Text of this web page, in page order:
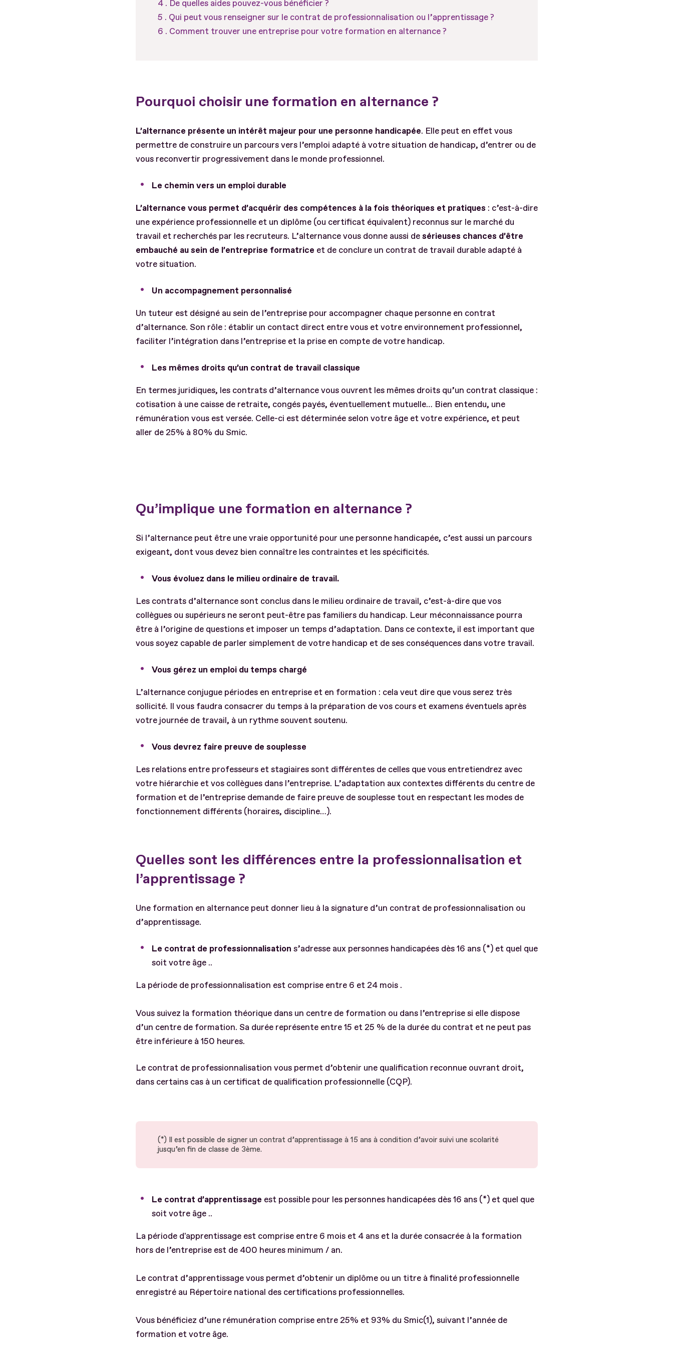
De quelles aides pouvez-vous bénéficier ?
Qui peut vous renseigner sur le contrat de professionnalisation ou l’apprentissage ?
Comment trouver une entreprise pour votre formation en alternance ?
Pourquoi choisir une formation en alternance ?
L’alternance présente un intérêt majeur pour une personne handicapée. Elle peut en effet vous
permettre de construire un parcours vers l’emploi adapté à votre situation de handicap, d’entrer ou de
vous reconvertir progressivement dans le monde professionnel.
Le chemin vers un emploi durable
L’alternance vous permet d’acquérir des compétences à la fois théoriques et pratiques : c’est-à-dire
une expérience professionnelle et un diplôme (ou certificat équivalent) reconnus sur le marché du
travail et recherchés par les recruteurs. L’alternance vous donne aussi desérieuses chances d’être
embauché au sein de l’entreprise formatrice et de conclure un contrat de travail durable adapté à
votre situation.
Un accompagnement personnalisé
Un tuteur est désigné au sein de l’entreprise pour accompagner chaque personne en contrat
d’alternance. Son rôle : établir un contact direct entre vous et votre environnement professionnel,
faciliter l’intégration dans l’entreprise et la prise en compte de votre handicap.
Les mêmes droits qu’un contrat de travail classique
En termes juridiques, les contrats d’alternance vous ouvrent les mêmes droits qu’un contrat classique :
cotisation à une caisse de retraite, congés payés, éventuellement mutuelle… Bien entendu, une
rémunération vous est versée. Celle-ci est déterminée selon votre âge et votre expérience, et peut
aller de 25% à 80% du Smic.
Qu’implique une formation en alternance ?
Si l’alternance peut être une vraie opportunité pour une personne handicapée, c’est aussi un parcours
exigeant, dont vous devez bien connaître les contraintes et les spécificités.
Vous évoluez dans le milieu ordinaire de travail.
Les contrats d’alternance sont conclus dans le milieu ordinaire de travail, c’est-à-dire que vos
collègues ou supérieurs ne seront peut-être pas familiers du handicap. Leur méconnaissance pourra
être à l’origine de questions et imposer un temps d’adaptation. Dans ce contexte, il est important que
vous soyez capable de parler simplement de votre handicap et de ses conséquences dans votre travail.
Vous gérez un emploi du temps chargé
L’alternance conjugue périodes en entreprise et en formation : cela veut dire que vous serez très
sollicité. Il vous faudra consacrer du temps à la préparation de vos cours et examens éventuels après
votre journée de travail, à un rythme souvent soutenu.
Vous devrez faire preuve de souplesse
Les relations entre professeurs et stagiaires sont différentes de celles que vous entretiendrez avec
votre hiérarchie et vos collègues dans l’entreprise. L’adaptation aux contextes différents du centre de
formation et de l’entreprise demande de faire preuve de souplesse tout en respectant les modes de
fonctionnement différents (horaires, discipline…).
Quelles sont les différences entre la professionnalisation et
l’apprentissage ?
Une formation en alternance peut donner lieu à la signature d’un contrat de professionnalisation ou
d’apprentissage.
Le contrat de professionnalisation s’adresse aux personnes handicapées dès 16 ans (*) et quel que
soit votre âge ..
La période de professionnalisation est comprise entre 6 et 24 mois .
Vous suivez la formation théorique dans un centre de formation ou dans l’entreprise si elle dispose
d’un centre de formation. Sa durée représente entre 15 et 25 % de la durée du contrat et ne peut pas
être inférieure à 150 heures.
Le contrat de professionnalisation vous permet d’obtenir une qualification reconnue ouvrant droit,
dans certains cas à un certificat de qualification professionnelle (CQP).
(*) Il est possible de signer un contrat d’apprentissage à 15 ans à condition d’avoir suivi une scolarité
jusqu’en fin de classe de 3ème.
Le contrat d’apprentissage est possible pour les personnes handicapées dès 16 ans (*) et quel que
soit votre âge ..
La période d'apprentissage est comprise entre 6 mois et 4 ans et la durée consacrée à la formation
hors de l’entreprise est de 400 heures minimum / an.
Le contrat d’apprentissage vous permet d’obtenir un diplôme ou un titre à finalité professionnelle
enregistré au Répertoire national des certifications professionnelles.
Vous bénéficiez d’une rémunération comprise entre 25% et 93% du Smic(1), suivant l’année de
formation et votre âge.